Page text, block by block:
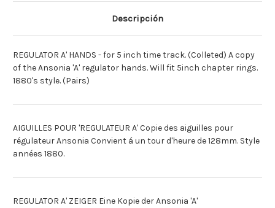
FUR
128MM
PARA
ESFERA
128MM
FUR
128MM
ESFERA
128MM
Descripción
REGULATOR A' HANDS - for 5 inch time track. (Colleted) A copy
of the Ansonia 'A' regulator hands. Will fit 5inch chapter rings.
1880's style. (Pairs)
AIGUILLES POUR 'REGULATEUR A' Copie des aiguilles pour
régulateur Ansonia Convient á un tour d'heure de 128mm. Style
années 1880.
REGULATOR A' ZEIGER Eine Kopie der Ansonia 'A'